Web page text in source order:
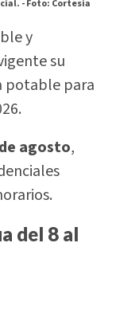
-Foto: Cortesia
y
su
potable para
agosto,
del 8 al